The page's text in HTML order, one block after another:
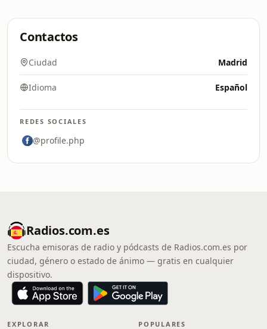
Contactos
Ciudad Madrid
Idioma Español
REDES SOCIALES
@profile.php
Radios.com.es
Escucha emisoras de radio y pódcasts de Radios.com.es por
ciudad, género o estado de ánimo — gratis en cualquier
dispositivo.
EXPLORAR POPULARES